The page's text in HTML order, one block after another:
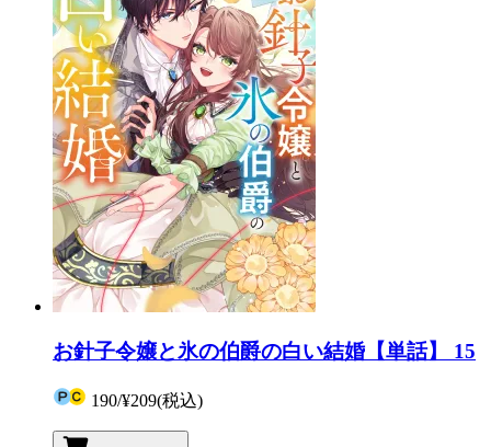
お針子令嬢と氷の伯爵の白い結婚【単話】 15
190/¥209(税込)